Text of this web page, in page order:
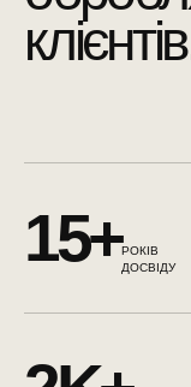
15+РОКІВ
ДОСВІДУ